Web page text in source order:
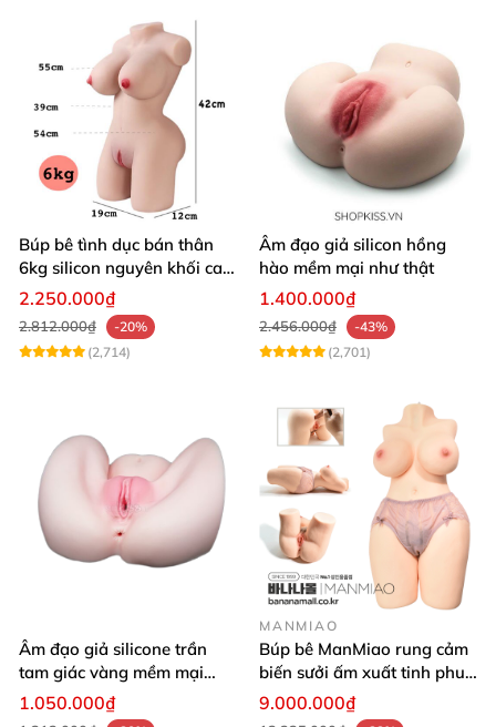
Búp bê tình dục bán thân
6kg silicon nguyên khối cao
cấp giá rẻ
2.250.000₫
2.812.000₫
-20%
(2,714)
Âm đạo giả silicon hồng
hào mềm mại như thật
1.400.000₫
2.456.000₫
-43%
(2,701)
Âm đạo giả silicone trần
tam giác vàng mềm mại
thật nhất
1.050.000₫
MANMIAO
Búp bê ManMiao rung cảm
biến sưởi ấm xuất tinh phun
nước thông minh cao cấp
9.000.000₫